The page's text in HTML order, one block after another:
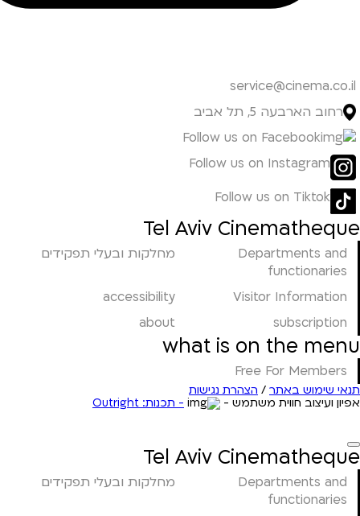
service@cinema.co.il
רחוב הארבעה 5, תל אביב
Follow us on Facebook
Follow us on Instagram
Follow us on Tiktok
Tel Aviv Cinematheque
Departments and
functionaries
מחלקות ובעלי תפקידים
Visitor Information
accessibility
subscription
about
what is on the menu
Free For Members
תנאי שימוש באתר / הצהרת נגישות
אפיון ועיצוב חווית משתמש -
- תכנות: Outright
Tel Aviv Cinematheque
Departments and
functionaries
מחלקות ובעלי תפקידים